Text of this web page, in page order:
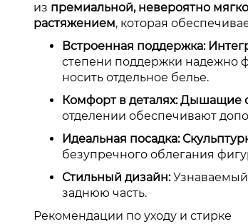
из премиальной, невероятно
растяжением, которая
Встроенная поддержка:
степени поддержки надежно
носить отдельное белье.
Комфорт в деталях: Дышащие
отделении обеспечивают
Идеальная посадка:
безупречного облегания
Стильный дизайн:Узнаваемый
заднюю часть.
Рекомендации по уходу и стирке